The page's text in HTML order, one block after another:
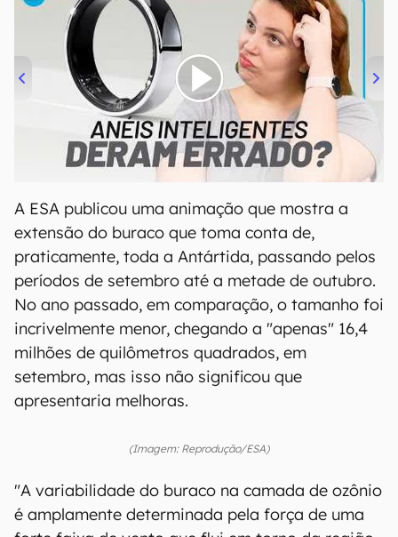
00:00/21:11
A ESA publicou uma animação que mostra a
extensão do buraco que toma conta de,
praticamente, toda a Antártida, passando pelos
períodos de setembro até a metade de outubro.
No ano passado, em comparação, o tamanho foi
incrivelmente menor, chegando a "apenas" 16,4
milhões de quilômetros quadrados, em
setembro, mas isso não significou que
apresentaria melhoras.
(Imagem: Reprodução/ESA)
"A variabilidade do buraco na camada de ozônio
é amplamente determinada pela força de uma